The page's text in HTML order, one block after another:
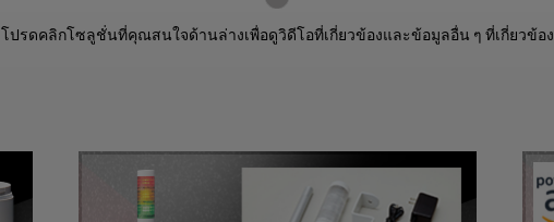
โปรดคลิกโซลูชั่นที่คุณสนใจด้านล่างเพื่อดูวิดีโอที่เกี่ยวข้องและข้อมูลอื่น ๆ ที่เกี่ยวข้อง